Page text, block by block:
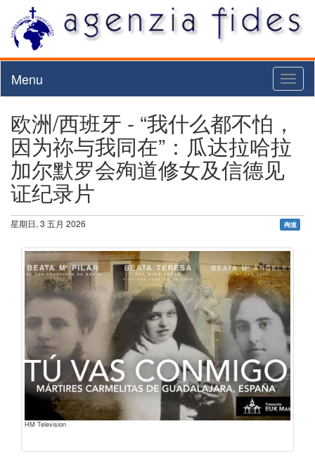
Menu
欧洲/西班牙 - “我什么都不怕，
因为祢与我同在”：瓜达拉哈拉
加尔默罗会殉道修女及信德见
证纪录片
星期日, 3 五月 2026 殉道
HM Television